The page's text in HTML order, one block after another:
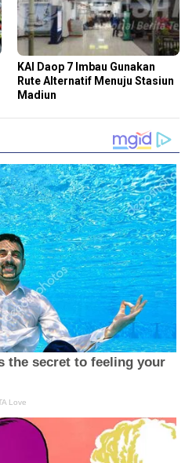
KAI Daop 7 Imbau Gunakan
Rute Alternatif Menuju Stasiun
Madiun